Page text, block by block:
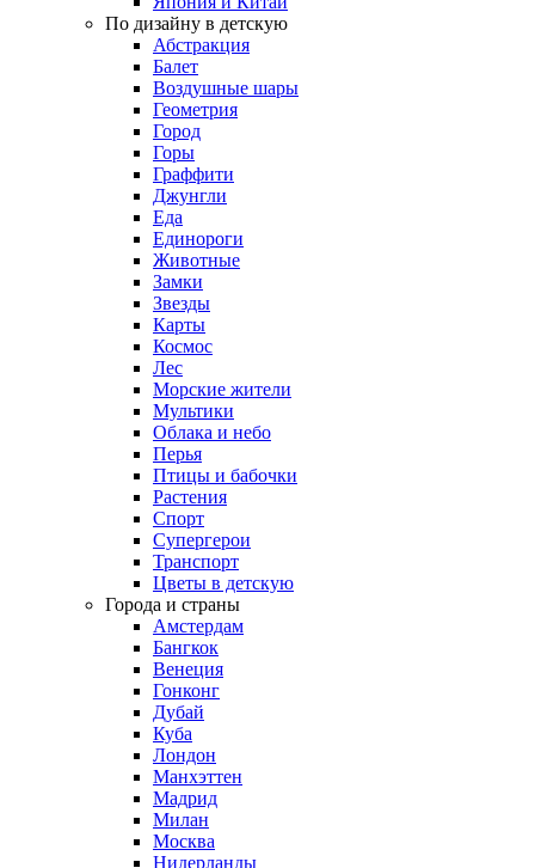
По дизайну в детскую
Абстракция
Балет
Воздушные шары
Геометрия
Город
Горы
Граффити
Джунгли
Еда
Единороги
Животные
Замки
Звезды
Карты
Космос
Лес
Морские жители
Мультики
Облака и небо
Перья
Птицы и бабочки
Растения
Спорт
Супергерои
Транспорт
Цветы в детскую
Города и страны
Амстердам
Бангкок
Венеция
Гонконг
Дубай
Куба
Лондон
Манхэттен
Мадрид
Милан
Москва
Нидерланды